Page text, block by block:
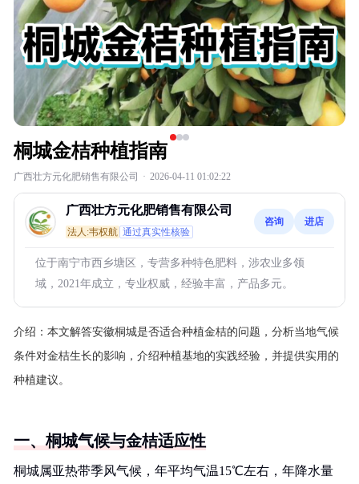
桐城金桔种植指南
广西壮方元化肥销售有限公司 · 2026-04-11 01:02:22
广西壮方元化肥销售有限公司
法人:韦权航 通过真实性核验
咨询 进店
位于南宁市西乡塘区，专营多种特色肥料，涉农业多领
域，2021年成立，专业权威，经验丰富，产品多元。
介绍： 本文解答安徽桐城是否适合种植金桔的问题，分析当地气候
条件对金桔生长的影响，介绍种植基地的实践经验，并提供实用的
种植建议。
一、桐城气候与金桔适应性
桐城属亚热带季风气候，年平均气温15℃左右，年降水量